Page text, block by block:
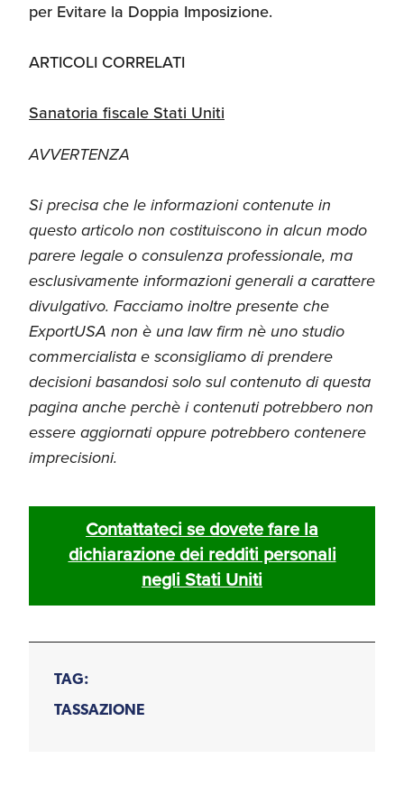
per Evitare la Doppia Imposizione.
ARTICOLI CORRELATI
Sanatoria fiscale Stati Uniti
AVVERTENZA
Si precisa che le informazioni contenute in
questo articolo non costituiscono in alcun modo
parere legale o consulenza professionale, ma
esclusivamente informazioni generali a carattere
divulgativo. Facciamo inoltre presente che
ExportUSA non è una law firm nè uno studio
commercialista e sconsigliamo di prendere
decisioni basandosi solo sul contenuto di questa
pagina anche perchè i contenuti potrebbero non
essere aggiornati oppure potrebbero contenere
imprecisioni.
Contattateci se dovete fare la
dichiarazione dei redditi personali
negli Stati Uniti
TAG:
TASSAZIONE